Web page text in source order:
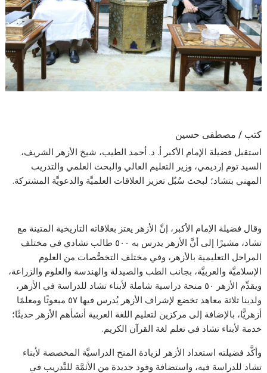
كتب / مصطفى حسين
استقبل فضيلة الإمام الأكبر أ. د. أحمد الطيب، شيخ الأزهر الشريف،
السيد توم إرديمي، وزير التعليم العالي والبحث العلمي والتدريب
المهني بتشاد؛ لبحث سُبُل تعزيز العلاقات العلميَّة والدعويَّة المشتركة.
وقال فضيلة الإمام الأكبر، إنَّ الأزهر يعتز بعلاقاته التاريخية المتينة مع
تشاد، مشيرًا إلى أنَّ الأزهر يدرس به ٥٠٠ طالب تشادي في مختلف
المراحل التعليمية بالأزهر، وفي مختلف التخصُّصات من العلوم
الإسلاميَّة والعربيَّة، بجانب الطب والصيدلة والهندسة والعلوم والزراعة،
ويقدِّم الأزهر ٥٠ منحة دراسية شاملة لأبناء تشاد للدراسة في الأزهر،
ولدينا ثلاثة معاهد تخضع لإشراف الأزهر يُدرس فيها ٥٧ مبعوثًا ومعلمًا
أزهريًّا، بالإضافة إلى مركزين لتعليم اللغة العربية أنشأهم الأزهر حديثًا؛
خدمة لأبناء تشاد في تعلم لغة القرآن الكريم.
وأكَّد فضيلته استعداد الأزهر لزيادة المنح الدراسيَّة المخصصة لأبناء
تشاد للدراسة فيه، واستضافة وفود جديدة من الأئمَّة للتَّدريب في